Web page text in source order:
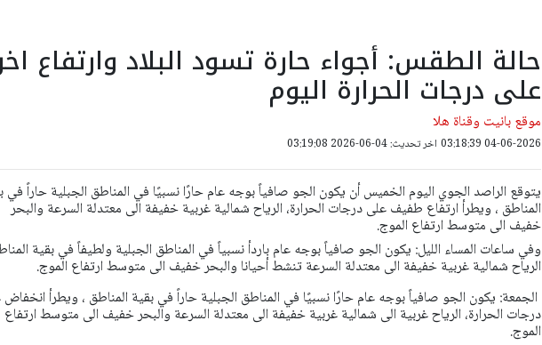
حالة الطقس: أجواء حارة تسود البلاد وارتفاع
على درجات الحرارة اليوم
موقع بانيت وقناة هلا
04-06-2026 03:18:39 اخر تحديث: 04-06-2026 03:19:08
يتوقع الراصد الجوي اليوم الخميس أن يكون الجو صافياً بوجه عام حارًا نسبيًا في المناطق الجبلية حاراً في
المناطق ، ويطرأ ارتفاع طفيف على درجات الحرارة، الرياح شمالية غربية خفيفة الى معتدلة السرعة والبحر
خفيف الى متوسط ارتفاع الموج.
وفي ساعات المساء الليل: يكون الجو صافياً بوجه عام باردأ نسبياً في المناطق الجبلية ولطيفاً في بقية
الرياح شمالية غربية خفيفة الى معتدلة السرعة تنشط أحيانا والبحر خفيف الى متوسط ارتفاع الموج.
الجمعة: يكون الجو صافياً بوجه عام حارًا نسبيًا في المناطق الجبلية حاراً في بقية المناطق ، ويطرأ
درجات الحرارة، الرياح غربية الى شمالية غربية خفيفة الى معتدلة السرعة والبحر خفيف الى متوسط ارتفاع
الموج.